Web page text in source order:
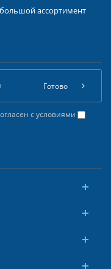
большой ассортимент
с условиями
Готово